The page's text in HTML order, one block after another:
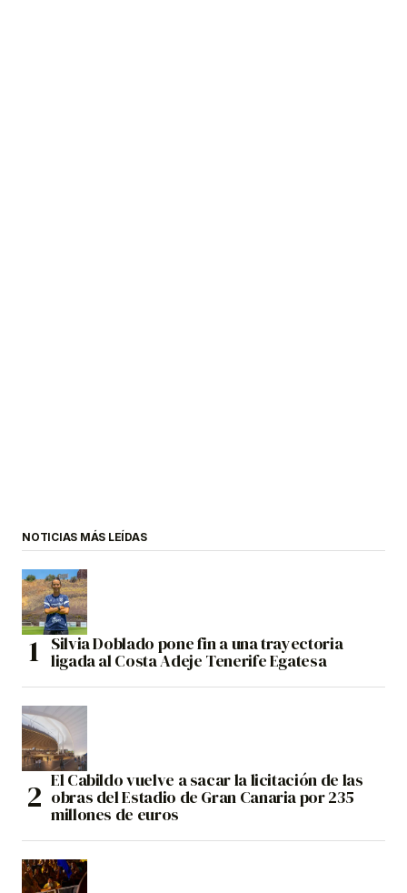
NOTICIAS MÁS LEÍDAS
Silvia Doblado pone fin a una trayectoria
ligada al Costa Adeje Tenerife Egatesa
El Cabildo vuelve a sacar la licitación de las
obras del Estadio de Gran Canaria por 235
millones de euros